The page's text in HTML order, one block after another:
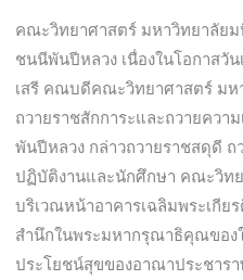
คณะวิทยาศาสตร์ มหาวิทยาลัยม
ชนนีพันปีหลวง เนื่องในโอกาสวั
เสรี คณบดีคณะวิทยาศาสตร์ มห
ถวายราชสักการะและถวายคว
พันปีหลวง กล่าวถวายราชสดุดี
ปฏิบัติงานและนักศึกษา คณะวิทย
บริเวณหน้าอาคารเฉลิมพระเกี
สำนึกในพระมหากรุณาธิคุณของ
ประโยชน์สุขของอาณาประชาร
พรรษา